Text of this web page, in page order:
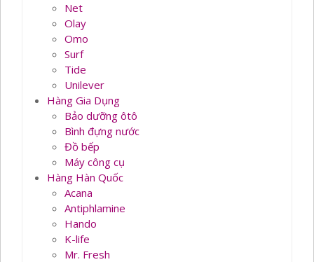
Net
Olay
Omo
Surf
Tide
Unilever
Hàng Gia Dụng
Bảo dưỡng ôtô
Bình đựng nước
Đồ bếp
Máy công cụ
Hàng Hàn Quốc
Acana
Antiphlamine
Hando
K-life
Mr. Fresh